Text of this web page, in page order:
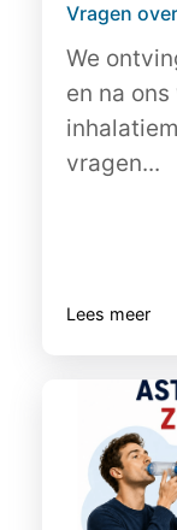
Vragen
We
en na
vragen...
Lees meer